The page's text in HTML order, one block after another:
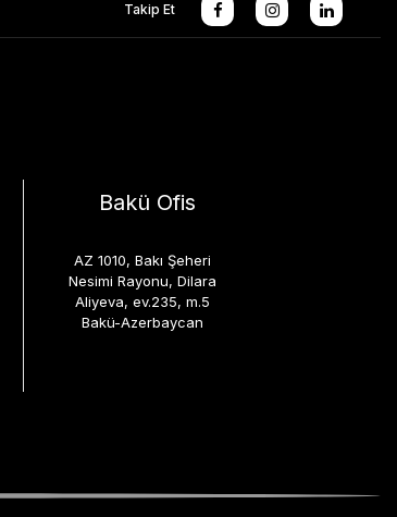
Takip Et
Bakü Ofis
AZ 1010, Bakı Şeheri
Nesimi Rayonu, Dilara
Aliyeva, ev.235, m.5
Bakü-Azerbaycan